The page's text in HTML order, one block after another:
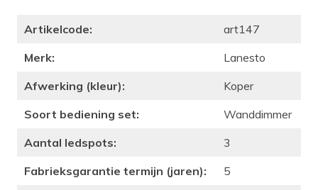
Artikelcode:
art147
Merk:
Lanesto
Afwerking (kleur):
Koper
Soort bediening set:
Wanddimmer
Aantal ledspots:
3
Fabrieksgarantie termijn (jaren):
5